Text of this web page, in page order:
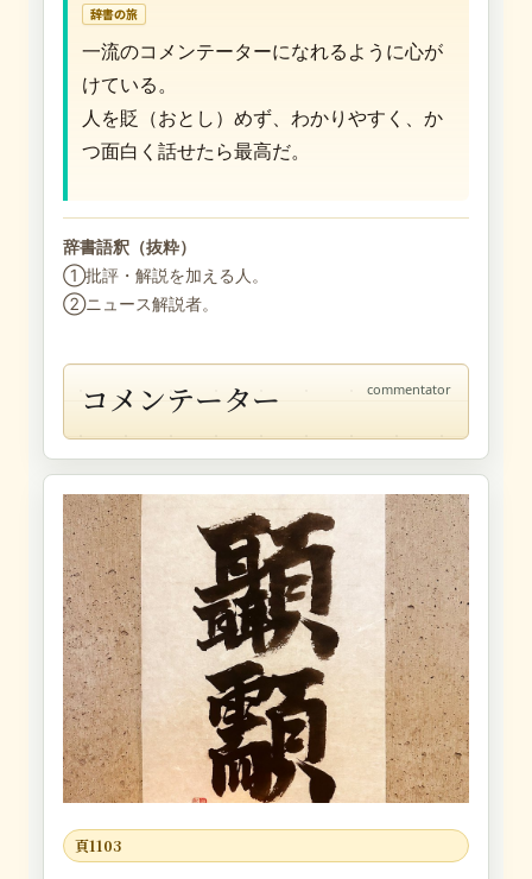
辞書の旅
一流のコメンテーターになれるように心が
けている。
人を貶（おとし）めず、わかりやすく、か
つ面白く話せたら最高だ。
辞書語釈（抜粋）
①批評・解説を加える人。
②ニュース解説者。
コメンテーター commentator
頁1103